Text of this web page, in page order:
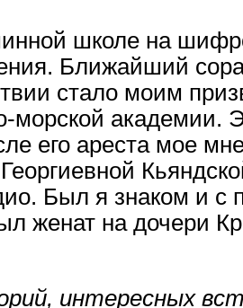
школе на
Ближайший
стало моим
морской академии.
его ареста мое
Был я знаком и с
женат на дочери
интересных